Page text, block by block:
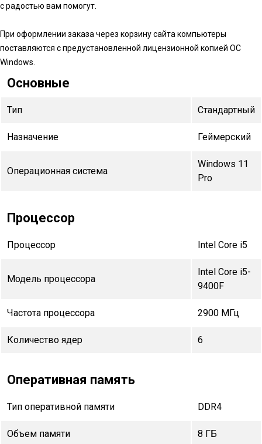
с радостью вам помогут.
При оформлении заказа через корзину сайта компьютеры
поставляются с предустановленной лицензионной копией ОС
Windows.
Основные
Тип Стандартный
Назначение Геймерский
Операционная система
Windows 11
Pro
Процессор
Процессор Intel Core i5
Модель процессора
Intel Core i5-
9400F
Частота процессора 2900 МГц
Количество ядер 6
Оперативная память
Тип оперативной памяти DDR4
Объем памяти 8 ГБ